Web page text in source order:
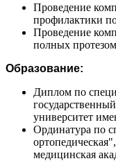
Проведение
профилактики
Проведение
полных
Образование:
Диплом по
университет
Ординатура по
медицинская